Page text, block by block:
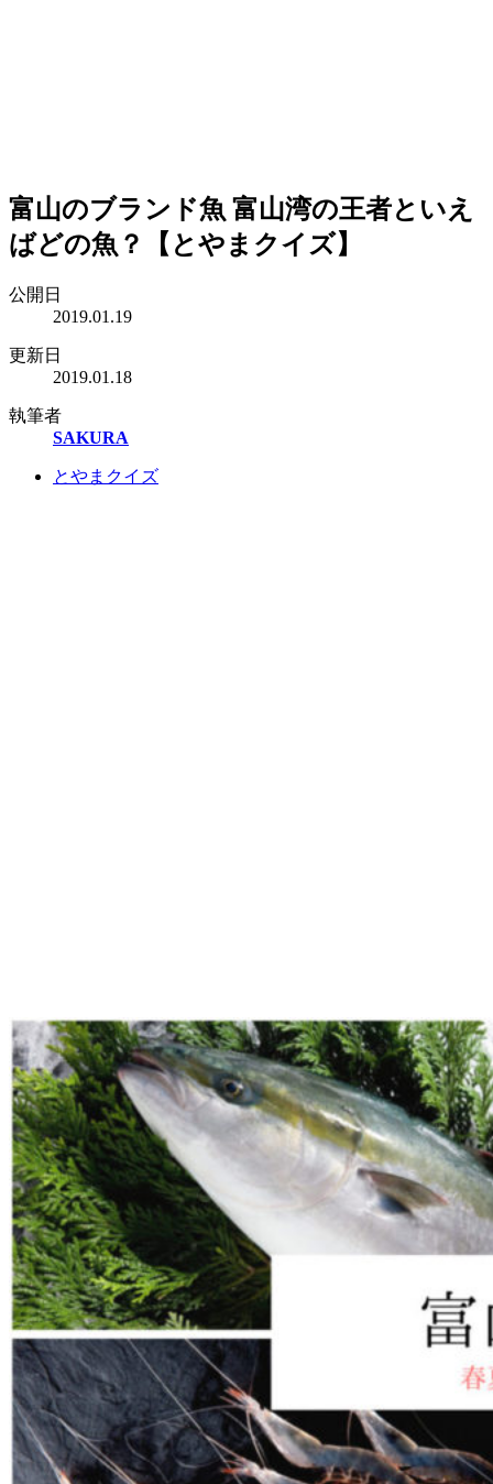
富山のブランド魚 富山湾の王者といえ
ばどの魚？【とやまクイズ】
公開日
2019.01.19
更新日
2019.01.18
執筆者
SAKURA
とやまクイズ